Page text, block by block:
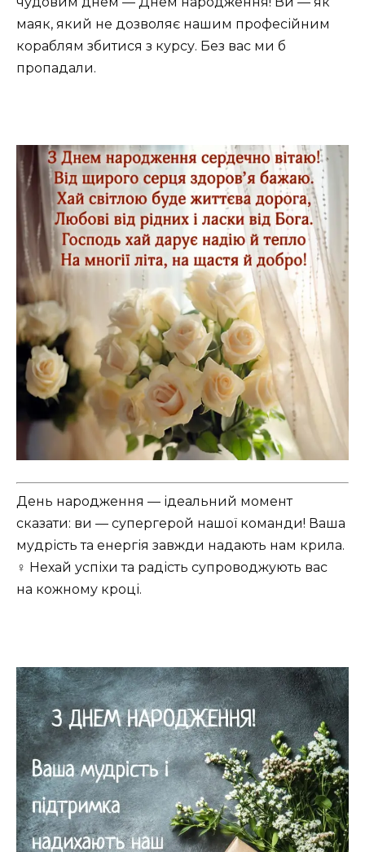
маяк, який не дозволяє нашим професійним
кораблям збитися з курсу. Без вас ми б
пропадали.
День народження — ідеальний момент
сказати: ви — супергерой нашої команди! Ваша
мудрість та енергія завжди надають нам крила.
‍♀️ Нехай успіхи та радість супроводжують вас
на кожному кроці.